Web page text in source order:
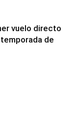
vuelo directo
de